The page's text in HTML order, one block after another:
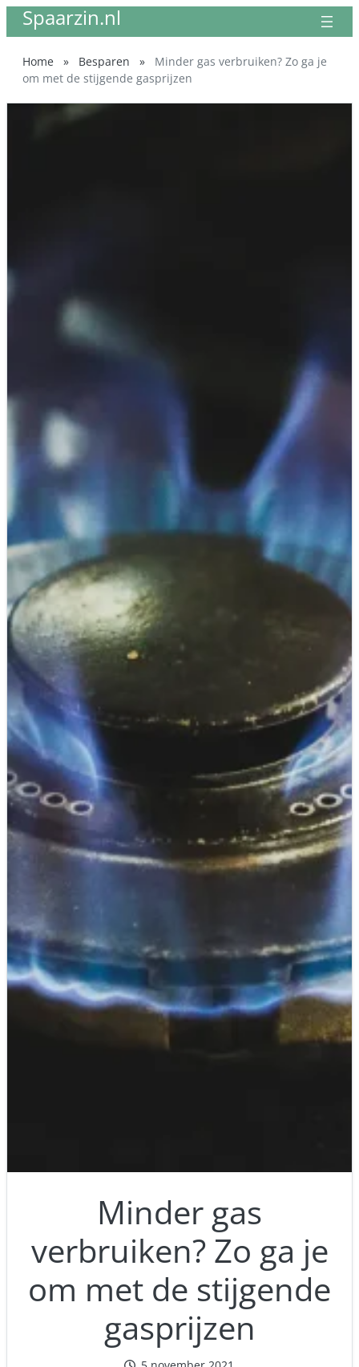
naar
inhoud
Spaarzin.nl
Home » Besparen »
Minder gas verbruiken? Zo ga je
om met de stijgende gasprijzen
Minder gas
verbruiken? Zo ga je
om met de stijgende
gasprijzen